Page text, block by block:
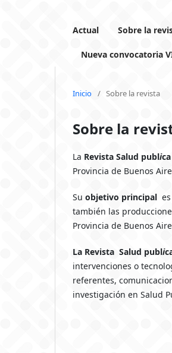
Actual Sobre la
Nueva convocatoria
Inicio / Sobre la revista
Sobre la
La Revista Salud publica
Provincia de Buenos
Su objetivo principal
también las
Provincia de Buenos
La Revista Salud publi
intervenciones o
referentes,
investigación en Salud